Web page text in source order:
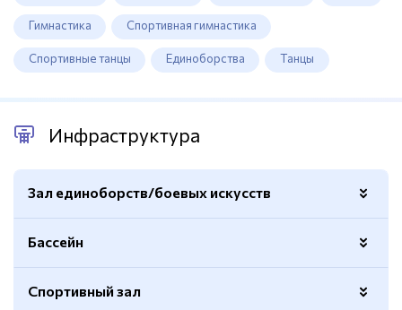
Гимнастика Спортивная гимнастика
Спортивные танцы Единоборства Танцы
Инфраструктура
Зал единоборств/боевых искусств
Покрытие
Бассейн
Спортивный
Да
Спортивный зал